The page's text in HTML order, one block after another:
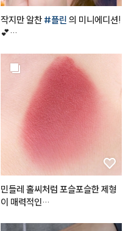
작지만 알찬 #플린 의 미니에디션!
💕
디뮤어 아이섀도우 팔레트 02
로즌샤벳
물광처럼 챠르르 떨어지는 시원한
핑크실버 펄,
#살얼음핑크
계열 포인트
#흰끼낭낭
붉은끼, 노란끼 쫘악뺀 그레이시한
음영컬러까지
제대로 여름쿨톤을 저격하는 구성
민들레 홀씨처럼 포슬포슬한 제형